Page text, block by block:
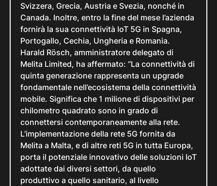
Svizzera, Grecia, Austria e Svezia, nonché in
Canada. Inoltre, entro la fine del mese l’azienda
fornirà la sua connettività IoT 5G in Spagna,
Portogallo, Cechia, Ungheria e Romania.
Harald Rösch, amministratore delegato di
Melita Limited, ha affermato: “La connettività di
quinta generazione rappresenta un upgrade
fondamentale nell’ecosistema della connettività
mobile. Significa che 1 milione di dispositivi per
chilometro quadrato sono in grado di
connettersi contemporaneamente alla rete.
L’implementazione della rete 5G fornita da
Melita a Malta, e di altre reti 5G in tutta Europa,
porta il potenziale innovativo delle soluzioni IoT
adottate dai diversi settori, da quello
produttivo a quello sanitario, al livello